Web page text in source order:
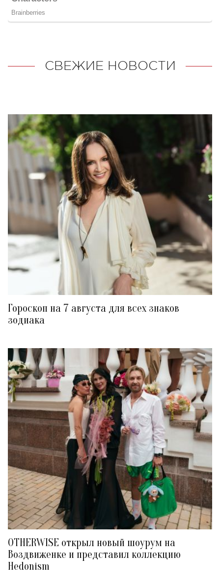
СВЕЖИЕ НОВОСТИ
Гороскоп на 7 августа для всех знаков
зодиака
OTHERWISE открыл новый шоурум на
Воздвиженке и представил коллекцию
Hedonism